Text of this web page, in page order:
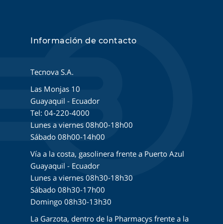
Información de contacto
Tecnova S.A.
Las Monjas 10
Guayaquil - Ecuador
Tel: 04-220-4000
Lunes a viernes 08h00-18h00
Sábado 08h00-14h00
Vía a la costa, gasolinera frente a Puerto Azul
Guayaquil - Ecuador
Lunes a viernes 08h30-18h30
Sábado 08h30-17h00
Domingo 08h30-13h30
La Garzota, dentro de la Pharmacys frente a la